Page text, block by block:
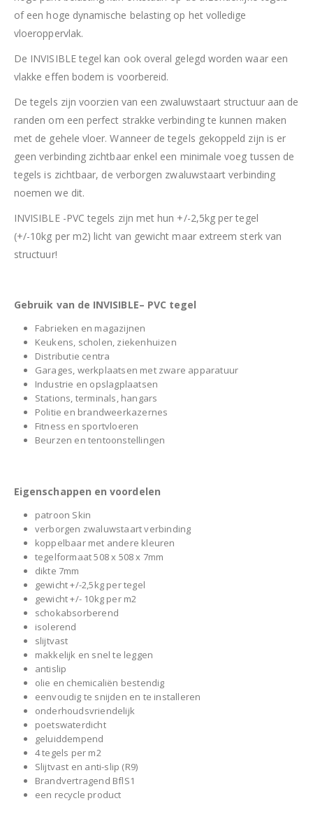
of een hoge dynamische belasting op het volledige
vloeroppervlak.
De INVISIBLE tegel kan ook overal gelegd worden waar een
vlakke effen bodem is voorbereid.
De tegels zijn voorzien van een zwaluwstaart structuur aan de
randen om een perfect strakke verbinding te kunnen maken
met de gehele vloer. Wanneer de tegels gekoppeld zijn is er
geen verbinding zichtbaar enkel een minimale voeg tussen de
tegels is zichtbaar, de verborgen zwaluwstaart verbinding
noemen we dit.
INVISIBLE -PVC tegels zijn met hun +/-2,5kg per tegel
(+/-10kg per m2) licht van gewicht maar extreem sterk van
structuur!
Gebruik van de INVISIBLE– PVC tegel
Fabrieken en magazijnen
Keukens, scholen, ziekenhuizen
Distributie centra
Garages, werkplaatsen met zware apparatuur
Industrie en opslagplaatsen
Stations, terminals, hangars
Politie en brandweerkazernes
Fitness en sportvloeren
Beurzen en tentoonstellingen
Eigenschappen en voordelen
patroon Skin
verborgen zwaluwstaart verbinding
koppelbaar met andere kleuren
tegelformaat 508 x 508 x 7mm
dikte 7mm
gewicht +/-2,5kg per tegel
gewicht +/- 10kg per m2
schokabsorberend
isolerend
slijtvast
makkelijk en snel te leggen
antislip
olie en chemicaliën bestendig
eenvoudig te snijden en te installeren
onderhoudsvriendelijk
poetswaterdicht
geluiddempend
4 tegels per m2
Slijtvast en anti-slip (R9)
Brandvertragend BflS1
een recycle product